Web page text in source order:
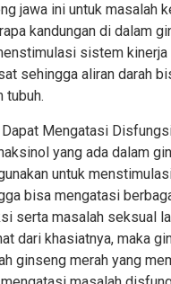
jawa ini untuk masalah
kandungan di dalam
sistem
sehingga aliran darah
tubuh.
Mengatasi
yang ada dalam
untuk
bisa mengatasi
serta masalah seksual
dari khasiatnya, maka
ginseng merah yang